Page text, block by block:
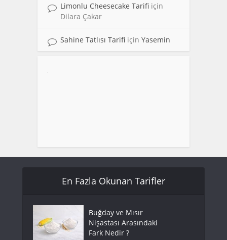
Limonlu Cheesecake Tarifi için
Dilara Çakar
Sahine Tatlısı Tarifi için Yasemin
En Fazla Okunan Tarifler
Buğday ve Mısır
Nişastası Arasındaki
Fark Nedir ?